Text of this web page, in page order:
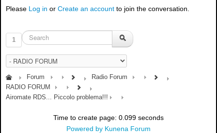
Please Log in or Create an account to join the conversation.
1
Forum
Radio Forum
RADIO FORUM
Airomate RDS... Piccolo problema!!!
Time to create page: 0.099 seconds
Powered by Kunena Forum